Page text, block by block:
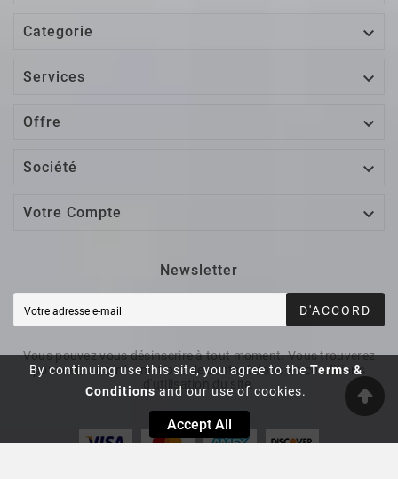
By continuing use this site, you agree to the Terms &
Conditions and our use of cookies.
Accept All
Categorie 
Services 
Offre 
Société 
Votre Compte 
Newsletter
D'ACCORD
Vous pouvez vous désinscrire à tout moment. Vous trouverez
pour cela nos informations de contact dans les conditions
d'utilisation du site.